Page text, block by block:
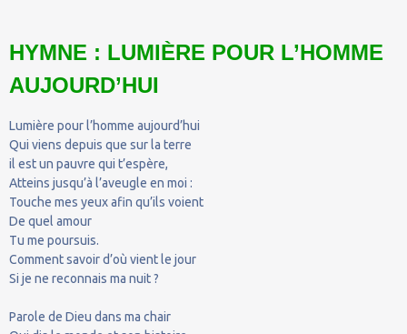
HYMNE : LUMIÈRE POUR L’HOMME
AUJOURD’HUI
Lumière pour l’homme aujourd’hui
Qui viens depuis que sur la terre
il est un pauvre qui t’espère,
Atteins jusqu’à l’aveugle en moi :
Touche mes yeux afin qu’ils voient
De quel amour
Tu me poursuis.
Comment savoir d’où vient le jour
Si je ne reconnais ma nuit ?
Parole de Dieu dans ma chair